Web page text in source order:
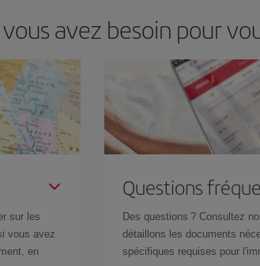
avez besoin pour
sur les
vous avez
en
Questions
Des questions ? Consultez
détaillons les documents
spécifiques requises pour